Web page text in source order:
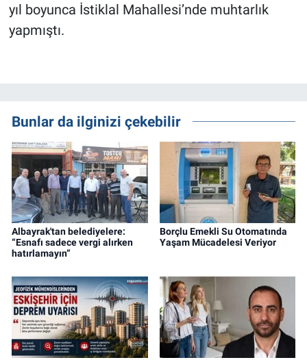
yıl boyunca İstiklal Mahallesi’nde muhtarlık
yapmıştı.
Bunlar da ilginizi çekebilir
Albayrak'tan belediyelere:
“Esnafı sadece vergi alırken
hatırlamayın”
Borçlu Emekli Su Otomatında
Yaşam Mücadelesi Veriyor